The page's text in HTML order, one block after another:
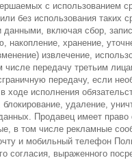
с использованием
без использования таких
данными, включая сбор,
накопление, хранение,
извлечение,
числе передачу третьим
передачу, если
ходе исполнения
блокирование, удаление,
Продавец имеет право
в том числе рекламные
и мобильный телефон
согласия, выраженного